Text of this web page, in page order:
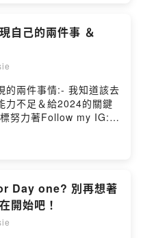
傳送門：
by Firstory
自己的兩件事 ＆
的兩件事情:- 我知道該去
力不足＆給2024的關鍵
努力著Follow my IG:
by Firstory
one? 別再想著
開始吧！